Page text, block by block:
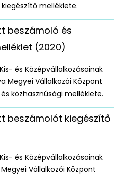
melléklete.
beszámoló és
(2020)
és Középvállalkozásainak
Megyei Vállalkozói Központ
közhasznúsági melléklete.
beszámolót kiegészítő
és Középvállalkozásainak
Vállalkozói Központ